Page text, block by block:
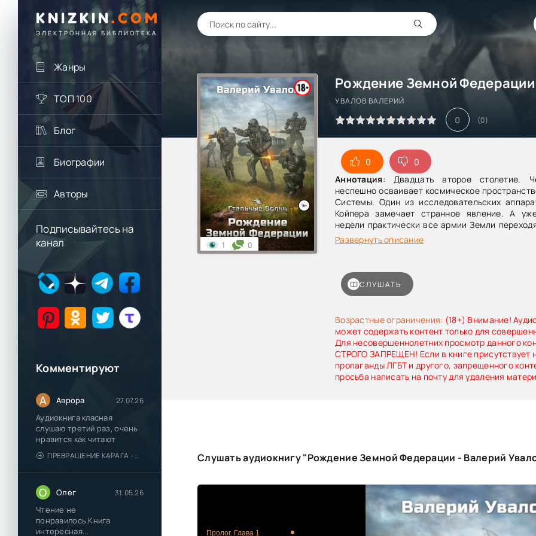
KNIZKIN. COM
ЭЛЕКТРОННАЯ БИБЛИОТЕКА
Жанры
ТОП 100
Блог
Биографии
Авторы
Подписывайтесь на
канал
Комментируют
А Аврора 27.07.26
Аудиокнига класная
слушаю третий раз, очень
нравится как читают
ПРЕВРАЩЕНИЕ КАРАГА - КАТЯ БРАНДИС
О Олег 31.05.26
Чтение не
понравилось.Книга
интересная...
УВАЛОВ ВАЛЕРИЙ
0 (0)
0
0
Аннотация: Двадцать второе столетие.
неспешно осваивает космическое
Системы. Один из исследовательских
Койпера замечает странное явление. А
недели практически все армии Земли
боевую готовность. Курсант Михаил
несчастного случая лишился карьеры
конца своих дней – это не его выбор, и он
установку экспериментального импланта.
новыми красками и перспективами,
Развернуть описание
Возрастные ограничения: (18+) Внимание!
может содержать контент только для
Для несовершеннолетних просмотр данного
СТРОГО ЗАПРЕЩЕН! Если в книге присутствует
пропаганды ЛГБТ и другого, запрещенного
просьба написать на почту для удаления
1 0
СЛУШАТЬ
Слушать аудиокнигу "Рождение Земной Федерации - Валерий
Пролог. Глава 1